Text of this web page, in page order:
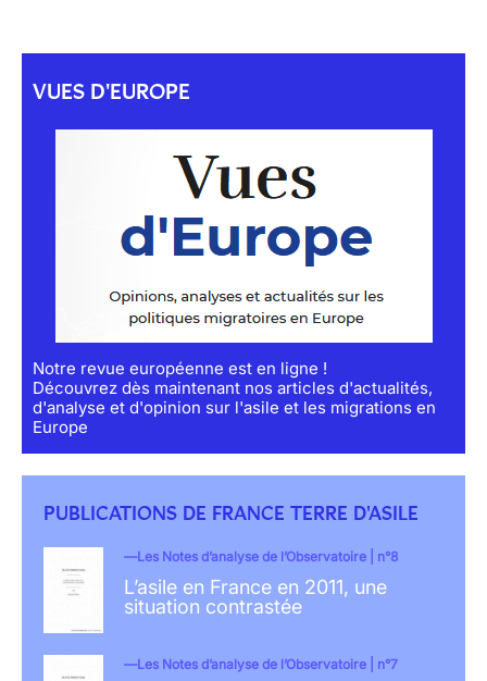
VUES D'EUROPE
Notre revue européenne est en ligne !
Découvrez dès maintenant nos articles d'actualités,
d'analyse et d'opinion sur l'asile et les migrations en
Europe
PUBLICATIONS DE FRANCE TERRE D'ASILE
Les Notes d’analyse de l’Observatoire | n°8
L’asile en France en 2011, une
situation contrastée
Les Notes d’analyse de l’Observatoire | n°7